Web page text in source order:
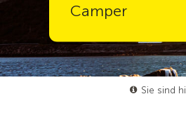
Camper
Sie sind